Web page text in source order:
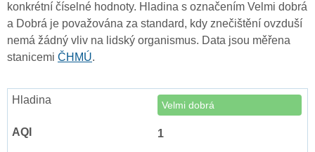
konkrétní číselné hodnoty. Hladina s označením Velmi dobrá
a Dobrá je považována za standard, kdy znečištění ovzduší
nemá žádný vliv na lidský organismus. Data jsou měřena
stanicemi ČHMÚ.
Velmi dobrá
1